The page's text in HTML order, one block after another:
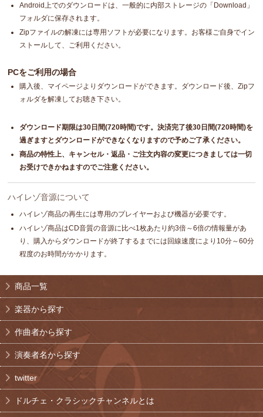
Android上でのダウンロードは、一般的に内部ストレージの「Download」
フォルダに保存されます。
Zipファイルの解凍には専用ソフトが必要になります。お客様ご自身でイン
ストールして、ご利用ください。
PCをご利用の場合
購入後、マイページよりダウンロードができます。ダウンロード後、Zipフ
ォルダを解凍してお聴き下さい。
ダウンロード期限は30日間(720時間)です。決済完了後30日間(720時間)を
過ぎますとダウンロードができなくなりますので予めご了承ください。
商品の特性上、キャンセル・返品・ご注文内容の変更につきましては一切
お受けできかねますのでご注意ください。
ハイレゾ音源について
ハイレゾ商品の再生には専用のプレイヤーおよび機器が必要です。
ハイレゾ商品はCD音質の音源に比べ1枚あたり約3倍～6倍の情報量があ
り、購入からダウンロードが終了するまでには回線速度により10分～60分
程度のお時間がかかります。
商品一覧
楽器から探す
作曲者から探す
演奏者名から探す
twitter
ドルチェ・クラシックチャンネルとは